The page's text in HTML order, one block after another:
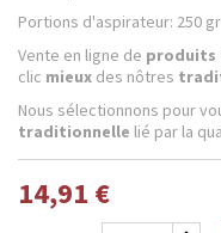
Portions d'aspirateur: 250 gr
Vente en ligne de produits
clic mieux des nôtres
Nous sélectionnons pour
traditionnelle lié par la
14,91 €